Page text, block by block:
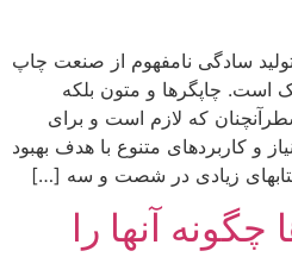
سادگی نامفهوم از صنعت چاپ
است. چاپگرها و متون بلکه
که لازم است و برای
و کاربردهای متنوع با هدف بهبود
زیادی در شصت و سه […]
آنها را